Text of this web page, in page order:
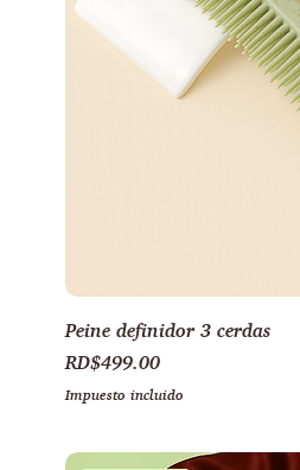
Peine definidor 3 cerdas
Precio
RD$499.00
Impuesto incluido